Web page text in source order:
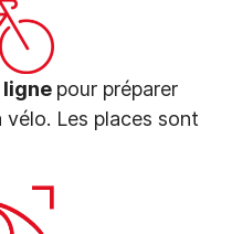
ligne pour préparer
Les places sont